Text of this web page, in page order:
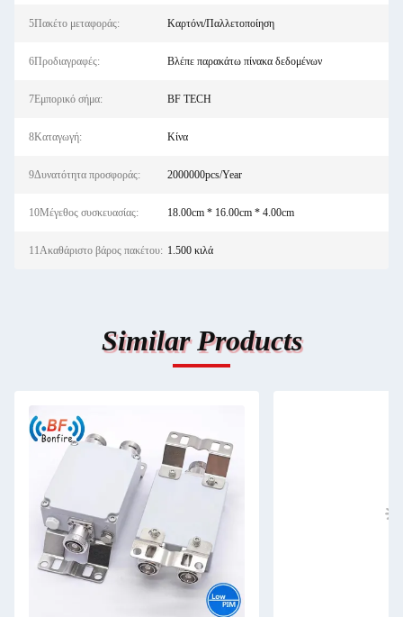
5Πακέτο μεταφοράς: Καρτόνι/Παλλετοποίηση
6Προδιαγραφές: Βλέπε παρακάτω πίνακα δεδομένων
7Εμπορικό σήμα: BF TECH
8Καταγωγή: Κίνα
9Δυνατότητα προσφοράς: 2000000pcs/Year
10Μέγεθος συσκευασίας: 18.00cm * 16.00cm * 4.00cm
11Ακαθάριστο βάρος πακέτου: 1.500 κιλά
Similar Products